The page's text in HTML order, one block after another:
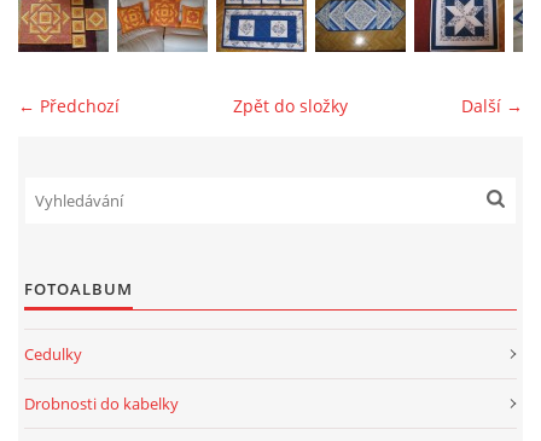
← Předchozí Další →
Zpět do složky
FOTOALBUM
Cedulky
Drobnosti do kabelky